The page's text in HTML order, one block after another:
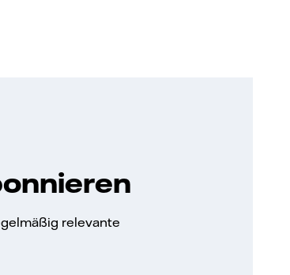
relevante